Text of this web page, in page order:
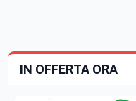
IN OFFERTA ORA